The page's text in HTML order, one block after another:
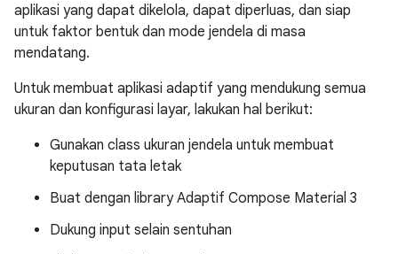
aplikasi yang dapat dikelola, dapat diperluas, dan siap
untuk faktor bentuk dan mode jendela di masa
mendatang.
Untuk membuat aplikasi adaptif yang mendukung semua
ukuran dan konfigurasi layar, lakukan hal berikut:
Gunakan class ukuran jendela untuk membuat
keputusan tata letak
Buat dengan library Adaptif Compose Material 3
Dukung input selain sentuhan